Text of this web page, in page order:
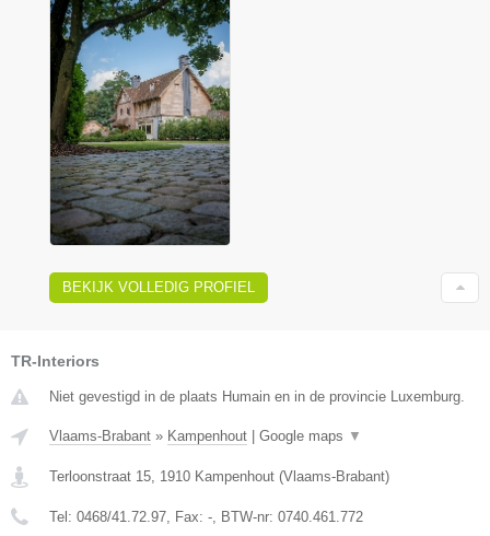
BEKIJK VOLLEDIG PROFIEL
TR-Interiors
Niet gevestigd in de plaats Humain en in de provincie Luxemburg.
Vlaams-Brabant » Kampenhout Google maps ▼
Terloonstraat 15, 1910 Kampenhout (Vlaams-Brabant)
Tel: 0468/41.72.97, Fax: -, BTW-nr: 0740.461.772